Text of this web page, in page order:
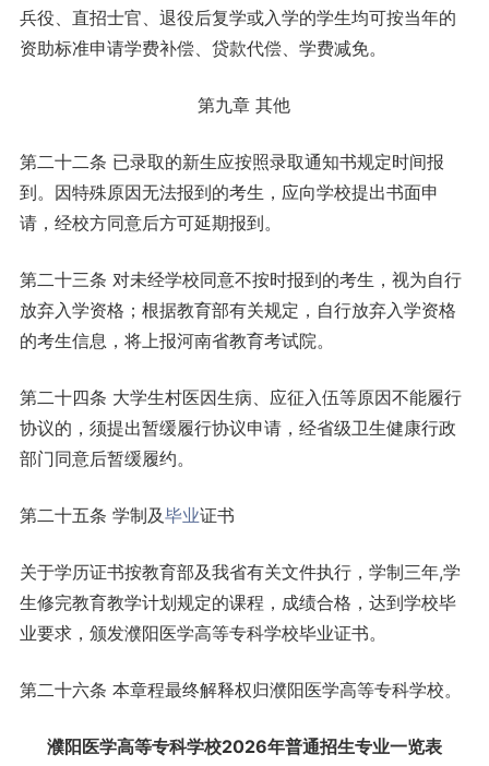
兵役、直招士官、退役后复学或入学的学生均可按当年的
资助标准申请学费补偿、贷款代偿、学费减免。
第九章 其他
第二十二条 已录取的新生应按照录取通知书规定时间报
到。因特殊原因无法报到的考生，应向学校提出书面申
请，经校方同意后方可延期报到。
第二十三条 对未经学校同意不按时报到的考生，视为自行
放弃入学资格；根据教育部有关规定，自行放弃入学资格
的考生信息，将上报河南省教育考试院。
第二十四条 大学生村医因生病、应征入伍等原因不能履行
协议的，须提出暂缓履行协议申请，经省级卫生健康行政
部门同意后暂缓履约。
第二十五条 学制及毕业证书
关于学历证书按教育部及我省有关文件执行，学制三年,学
生修完教育教学计划规定的课程，成绩合格，达到学校毕
业要求，颁发濮阳医学高等专科学校毕业证书。
第二十六条 本章程最终解释权归濮阳医学高等专科学校。
濮阳医学高等专科学校2026年普通招生专业一览表